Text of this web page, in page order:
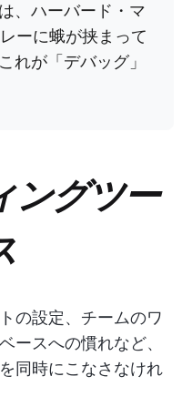
、ハーバード・マ
ーに蛾が挟まって
れが「デバッグ」
ングツー
の設定、チームのワ
ースへの慣れなど、
同時にこなさなけれ